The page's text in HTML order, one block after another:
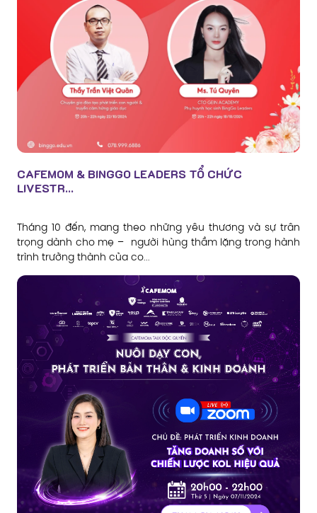
CAFEMOM & BINGGO LEADERS TỔ CHỨC
LIVESTR...
Tháng 10 đến, mang theo những yêu thương và sự trân
trọng dành cho mẹ – người hùng thầm lặng trong hành
trình trưởng thành của co...